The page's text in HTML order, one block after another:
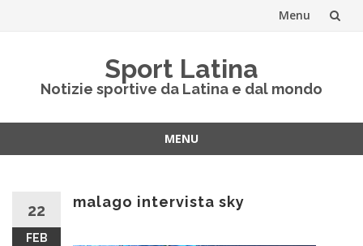
Menu
Sport Latina
Notizie sportive da Latina e dal mondo
MENU
22
FEB
malago intervista sky